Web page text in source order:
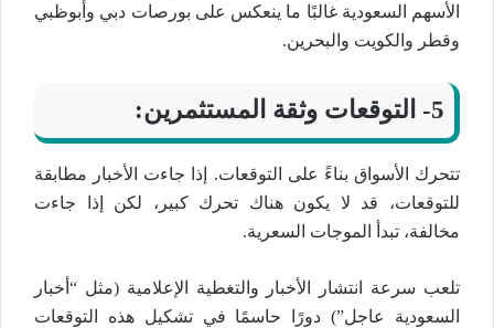
الأسهم السعودية غالبًا ما ينعكس على بورصات دبي وأبوظبي
وقطر والكويت والبحرين.
5- التوقعات وثقة المستثمرين:
تتحرك الأسواق بناءً على التوقعات. إذا جاءت الأخبار مطابقة
للتوقعات، قد لا يكون هناك تحرك كبير، لكن إذا جاءت
مخالفة، تبدأ الموجات السعرية.
تلعب سرعة انتشار الأخبار والتغطية الإعلامية (مثل “أخبار
السعودية عاجل”) دورًا حاسمًا في تشكيل هذه التوقعات